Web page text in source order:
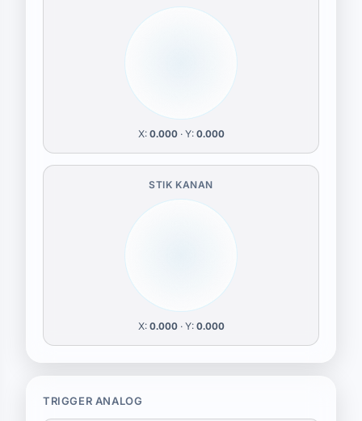
X: 0.000· Y: 0.000
STIK KANAN
X: 0.000· Y: 0.000
TRIGGER ANALOG